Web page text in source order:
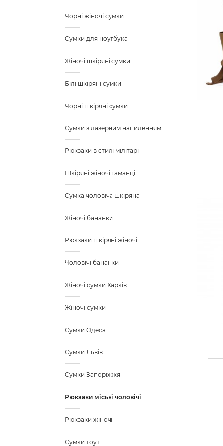
Чорні жіночі сумки
Сумки для ноутбука
Жіночі шкіряні сумки
Білі шкіряні сумки
Чорні шкіряні сумки
Сумки з лазерним напиленням
Рюкзаки в стилі мілітарі
Шкіряні жіночі гаманці
Сумка чоловіча шкіряна
Жіночі бананки
Рюкзаки шкіряні жіночі
Чоловічі бананки
Жіночі сумки Харків
Жіночі сумки
Сумки Одеса
Сумки Львів
Сумки Запоріжжя
Рюкзаки міські чоловічі
Рюкзаки жіночі
Сумки тоут